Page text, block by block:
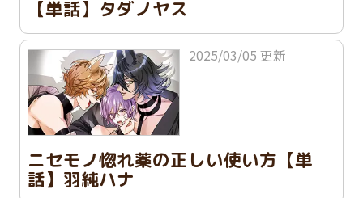
【単話】タダノヤス
2025/03/05 更新
ニセモノ惚れ薬の正しい使い方【単
話】羽純ハナ